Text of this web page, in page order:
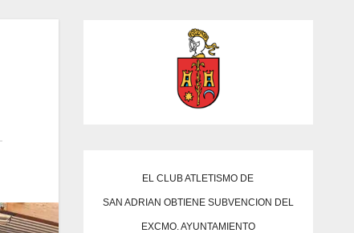
EL CLUB ATLETISMO DE
SAN ADRIAN OBTIENE SUBVENCION DEL
EXCMO. AYUNTAMIENTO